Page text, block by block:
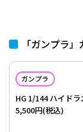
「ガンプラ
ガンプラ
HG 1/144 ハイド
5,500円(税込)